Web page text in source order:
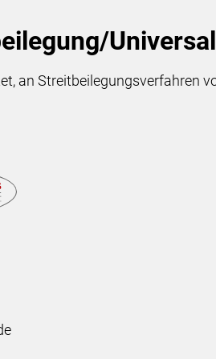
an Streitbeilegungsverfahren